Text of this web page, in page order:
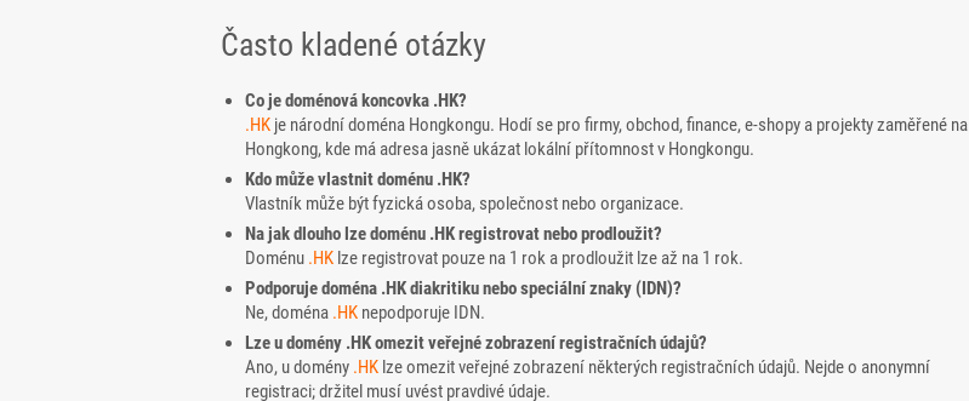
Často kladené otázky
Co je doménová koncovka .HK?
.HK je národní doména Hongkongu. Hodí se pro firmy, obchod, finance, e-shopy a projekty zaměřené na
Hongkong, kde má adresa jasně ukázat lokální přítomnost v Hongkongu.
Kdo může vlastnit doménu .HK?
Vlastník může být fyzická osoba, společnost nebo organizace.
Na jak dlouho lze doménu .HK registrovat nebo prodloužit?
Doménu .HK lze registrovat pouze na 1 rok a prodloužit lze až na 1 rok.
Podporuje doména .HK diakritiku nebo speciální znaky (IDN)?
Ne, doména .HK nepodporuje IDN.
Lze u domény .HK omezit veřejné zobrazení registračních údajů?
Ano, u domény .HK lze omezit veřejné zobrazení některých registračních údajů. Nejde o anonymní
registraci; držitel musí uvést pravdivé údaje.